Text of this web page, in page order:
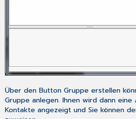
Über den ButtonGruppe erstellen
Gruppe anlegen. Ihnen wird dann eine
Kontakte angezeigt und Sie können